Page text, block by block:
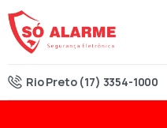
Rio Preto (17) 3354-1000